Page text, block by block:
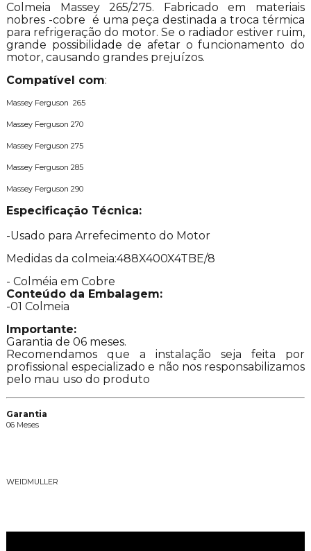
Colmeia Massey 265/275. Fabricado em materiais
nobres -cobre é uma peça destinada a troca térmica
para refrigeração do motor. Se o radiador estiver ruim,
grande possibilidade de afetar o funcionamento do
motor, causando grandes prejuízos.
Compatível com:
Massey Ferguson 265
Massey Ferguson 270
Massey Ferguson 275
Massey Ferguson 285
Massey Ferguson 290
Especificação Técnica:
-Usado para Arrefecimento do Motor
Medidas da colmeia:488X400X4TBE/8
- Colméia em Cobre
Conteúdo da Embalagem:
-01 Colmeia
Importante:
Garantia de 06 meses.
Recomendamos que a instalação seja feita por
profissional especializado e não nos responsabilizamos
pelo mau uso do produto
Garantia
06 Meses
WEIDMULLER